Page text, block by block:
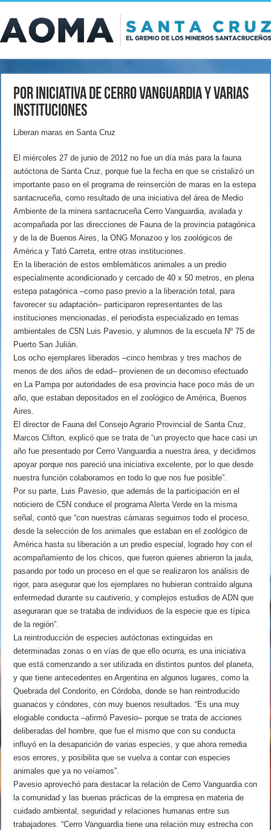
Por iniciativa de Cerro Vanguardia y varias
instituciones
Liberan maras en Santa Cruz
El miércoles 27 de junio de 2012 no fue un día más para la fauna
autóctona de Santa Cruz, porque fue la fecha en que se cristalizó un
importante paso en el programa de reinserción de maras en la estepa
santacruceña, como resultado de una iniciativa del área de Medio
Ambiente de la minera santacruceña Cerro Vanguardia, avalada y
acompañada por las direcciones de Fauna de la provincia patagónica
y de la de Buenos Aires, la ONG Monazoo y los zoológicos de
América y Tató Carreta, entre otras instituciones.
En la liberación de estos emblemáticos animales a un predio
especialmente acondicionado y cercado de 40 x 50 metros, en plena
estepa patagónica –como paso previo a la liberación total, para
favorecer su adaptación– participaron representantes de las
instituciones mencionadas, el periodista especializado en temas
ambientales de C5N Luis Pavesio, y alumnos de la escuela Nº 75 de
Puerto San Julián.
Los ocho ejemplares liberados –cinco hembras y tres machos de
menos de dos años de edad– provienen de un decomiso efectuado
en La Pampa por autoridades de esa provincia hace poco más de un
año, que estaban depositados en el zoológico de América, Buenos
Aires.
El director de Fauna del Consejo Agrario Provincial de Santa Cruz,
Marcos Clifton, explicó que se trata de “un proyecto que hace casi un
año fue presentado por Cerro Vanguardia a nuestra área, y decidimos
apoyar porque nos pareció una iniciativa excelente, por lo que desde
nuestra función colaboramos en todo lo que nos fue posible”.
Por su parte, Luis Pavesio, que además de la participación en el
noticiero de C5N conduce el programa Alerta Verde en la misma
señal, contó que “con nuestras cámaras seguimos todo el proceso,
desde la selección de los animales que estaban en el zoológico de
América hasta su liberación a un predio especial, logrado hoy con el
acompañamiento de los chicos, que fueron quienes abrieron la jaula,
pasando por todo un proceso en el que se realizaron los análisis de
rigor, para asegurar que los ejemplares no hubieran contraído alguna
enfermedad durante su cautiverio, y complejos estudios de ADN que
aseguraran que se trataba de individuos de la especie que es típica
de la región”.
La reintroducción de especies autóctonas extinguidas en
determinadas zonas o en vías de que ello ocurra, es una iniciativa
que está comenzando a ser utilizada en distintos puntos del planeta,
y que tiene antecedentes en Argentina en algunos lugares, como la
Quebrada del Condorito, en Córdoba, donde se han reintroducido
guanacos y cóndores, con muy buenos resultados. “Es una muy
elogiable conducta –afirmó Pavesio– porque se trata de acciones
deliberadas del hombre, que fue el mismo que con su conducta
influyó en la desaparición de varias especies, y que ahora remedia
esos errores, y posibilita que se vuelva a contar con especies
animales que ya no veíamos”.
Pavesio aprovechó para destacar la relación de Cerro Vanguardia con
la comunidad y las buenas prácticas de la empresa en materia de
cuidado ambiental, seguridad y relaciones humanas entre sus
trabajadores. “Cerro Vanguardia tiene una relación muy estrecha con